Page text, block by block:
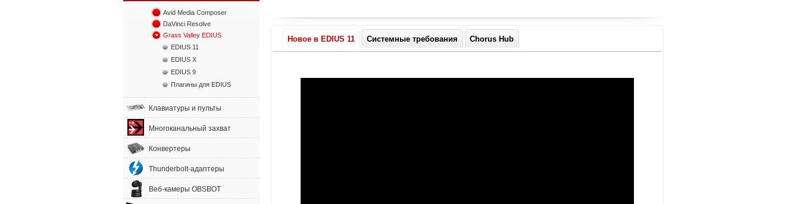
Avid Media Composer
DaVinci Resolve
Grass Valley EDIUS
EDIUS 11
EDIUS X
EDIUS 9
Плагины для EDIUS
Клавиатуры и пульты
Многоканальный захват
Конвертеры
Thunderbolt-адаптеры
Веб-камеры OBSBOT
Новое в EDIUS 11 Системные требования Chorus Hub